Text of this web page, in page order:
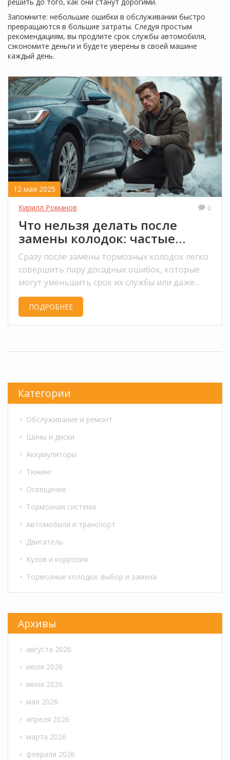
Запомните: небольшие ошибки в обслуживании быстро
превращаются в большие затраты. Следуя простым
рекомендациям, вы продлите срок службы автомобиля,
сэкономите деньги и будете уверены в своей машине
каждый день.
12 мая 2025
Кирилл Романов
0
Что нельзя делать после
замены колодок: частые
ошибки водителей
Сразу после замены тормозных колодок легко
совершить пару досадных ошибок, которые
могут уменьшить срок их службы или даже
угрожать безопасности. В статье разбираются
самые частые ошибки и мифы, связанные с
хотите, чтобы новые колодки служили дольше
и работали надежнее.
ПОДРОБНЕЕ
Категории
Обслуживание и ремонт
Шины и диски
Аккумуляторы
Тюнинг
Освещение
Тормозная система
Автомобили и транспорт
Двигатель
Кузов и коррозия
Тормозные колодки: выбор и замена
Архивы
августа 2026
июля 2026
июня 2026
мая 2026
апреля 2026
марта 2026
февраля 2026